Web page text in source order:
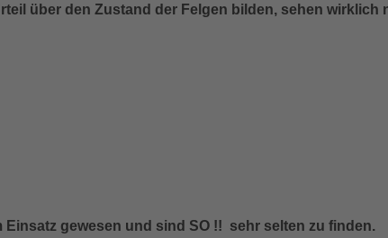
über den Zustand der Felgen bilden, sehen wirklich
gewesen und sind SO !! sehr selten zu finden.